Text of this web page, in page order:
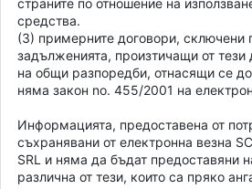
средства.
(3) примерните договори, сключени
задълженията, произтичащи от
на общи разпоредби, отнасящи се
няма закон no. 455/2001 на
Информацията, предоставена от
съхранявани от електронна везна
SRL и няма да бъдат предоставяни
различна от тези, които са пряко